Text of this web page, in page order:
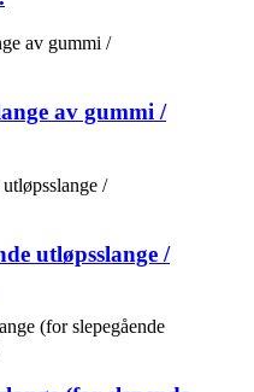
av gummi /
utløpsslange /